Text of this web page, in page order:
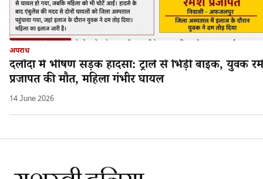
अपराध
दलौदा में भीषण सड़क हादसा: ट्राले से भिड़ी बाइक, युवक
प्रजापत की मौत, महिला गंभीर घायल
14 June 2026